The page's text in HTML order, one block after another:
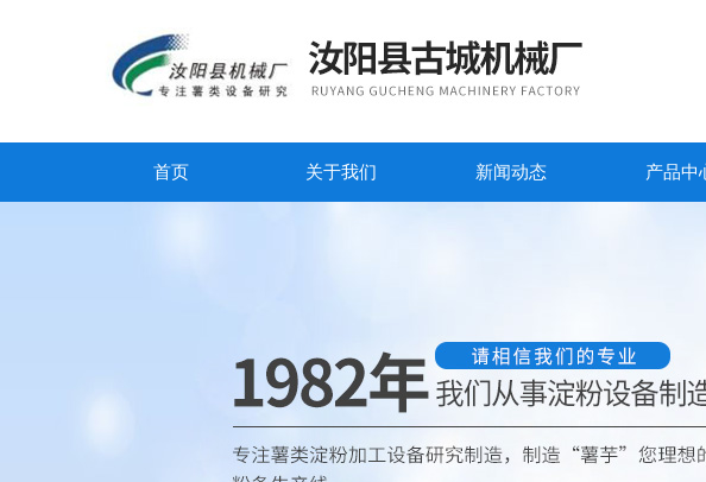
首页 关于我们 新闻动态 产品中